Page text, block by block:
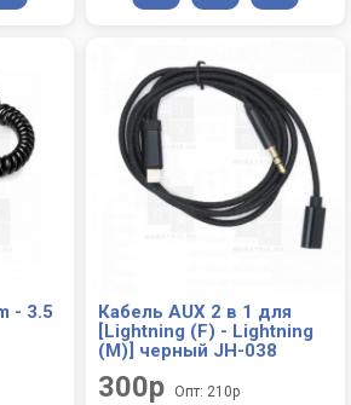
- 3.5
Кабель AUX 2 в 1 для
[Lightning (F) - Lightning
(M)] черный JH-038
300р Опт: 210р